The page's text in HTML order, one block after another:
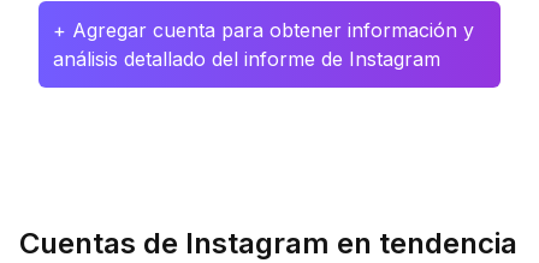
+ Agregar cuenta para obtener información y
análisis detallado del informe de Instagram
Cuentas de Instagram en tendencia